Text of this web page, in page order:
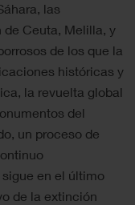
las
Ceuta, Melilla, y
de los que la
históricas y
la revuelta global
del
un proceso de
en el último
de la extinción